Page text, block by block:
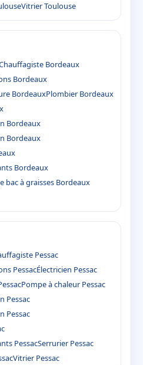
Vitrier Toulouse
Bordeaux
Bordeaux
BordeauxPlombier Bordeaux
Bordeaux
Bordeaux
Bordeaux
bac à graisses Bordeaux
Pessac
PessacÉlectricien Pessac
Pompe à chaleur Pessac
Pessac
Pessac
PessacSerrurier Pessac
Vitrier Pessac